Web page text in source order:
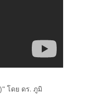
โดย ดร. ภูมิ